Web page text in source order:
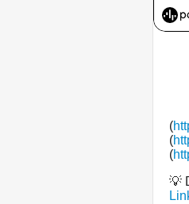
(
(
(
💡